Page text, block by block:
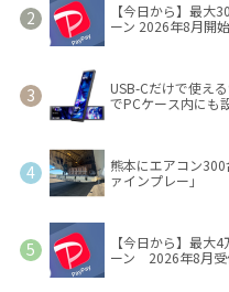
【今日から】最大
ーン 2026年8月開
USB-Cだけで使え
でPCケース内にも
熊本にエアコン
ァインプレー」
【今日から】最大
ーン 2026年8月受